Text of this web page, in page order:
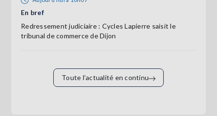
En bref
Redressement judiciaire : Cycles Lapierre saisit le
tribunal de commerce de Dijon
Toute l’actualité en continu